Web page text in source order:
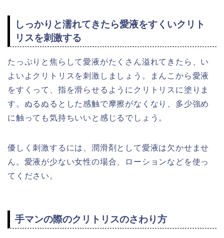
しっかりと濡れてきたら愛液をすくいクリト
リスを刺激する
たっぷりと焦らして愛液がたくさん溢れてきたら、い
よいよクリトリスを刺激しましょう。まんこから愛液
をすくって、指を滑らせるようにクリトリスに塗りま
す。ぬるぬるとした感触で摩擦がなくなり、多少強め
に触っても気持ちいいと感じるでしょう。
優しく刺激するには、潤滑剤として愛液は欠かせませ
ん。愛液が少ない女性の場合、ローションなどを使っ
てください。
手マンの際のクリトリスのさわり方